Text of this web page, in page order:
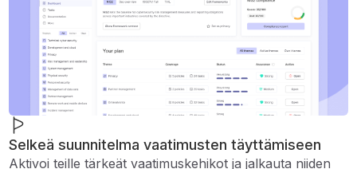
Selkeä suunnitelma vaatimusten täyttämiseen
Aktivoi teille tärkeät vaatimuskehikot ja jalkauta niiden